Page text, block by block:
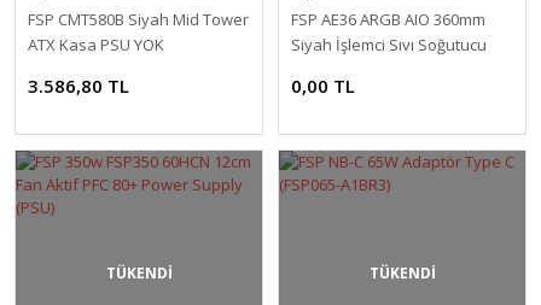
FSP CMT580B Siyah Mid Tower
ATX Kasa PSU YOK
3.586,80 TL
FSP AE36 ARGB AIO 360mm
Siyah İşlemci Sıvı Soğutucu
0,00 TL
TÜKENDİ TÜKENDİ